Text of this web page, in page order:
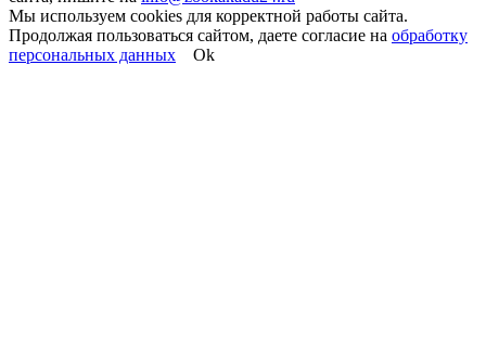
Мы используем cookies для корректной работы сайта.
Продолжая пользоваться сайтом, даете согласие на обработку
персональных данных
Ok